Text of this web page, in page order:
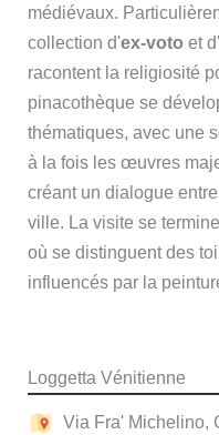
médiévaux.
collection d'ex-voto et
racontent la religiosité
pinacothèque se
thématiques, avec une
à la fois les œuvres
créant un dialogue
ville. La visite se
où se distinguent des
influencés par la
Loggetta Vénitienne
Via Fra' Michelino,